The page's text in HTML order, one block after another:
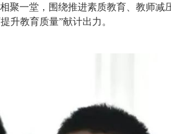
聚一堂，围绕推进素质教育、教师
升教育质量”献计出力。